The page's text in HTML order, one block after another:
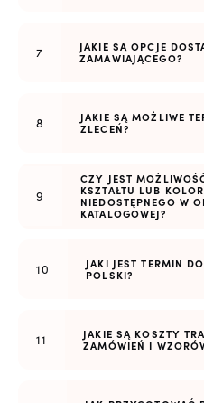
JAKIE SĄ OPCJE
ZAMAWIAJĄCEGO?
JAKIE SĄ MOŻLIWE
ZLECEŃ?
CZY JEST
KSZTAŁTU LUB
NIEDOSTĘPNEGO W
KATALOGOWEJ?
JAKI JEST TERMIN
POLSKI?
JAKIE SĄ KOSZTY
ZAMÓWIEŃ I